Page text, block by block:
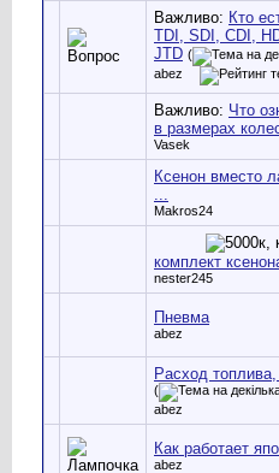
Важливо: Кто
TDI, SDI, CDI,
JTD (
abez
Важливо: Что
в размерах
Vasek
Ксенон вместо
Makros24
комплект
nester245
Пневма
abez
Расход топлива,
(
abez
Как работает
abez